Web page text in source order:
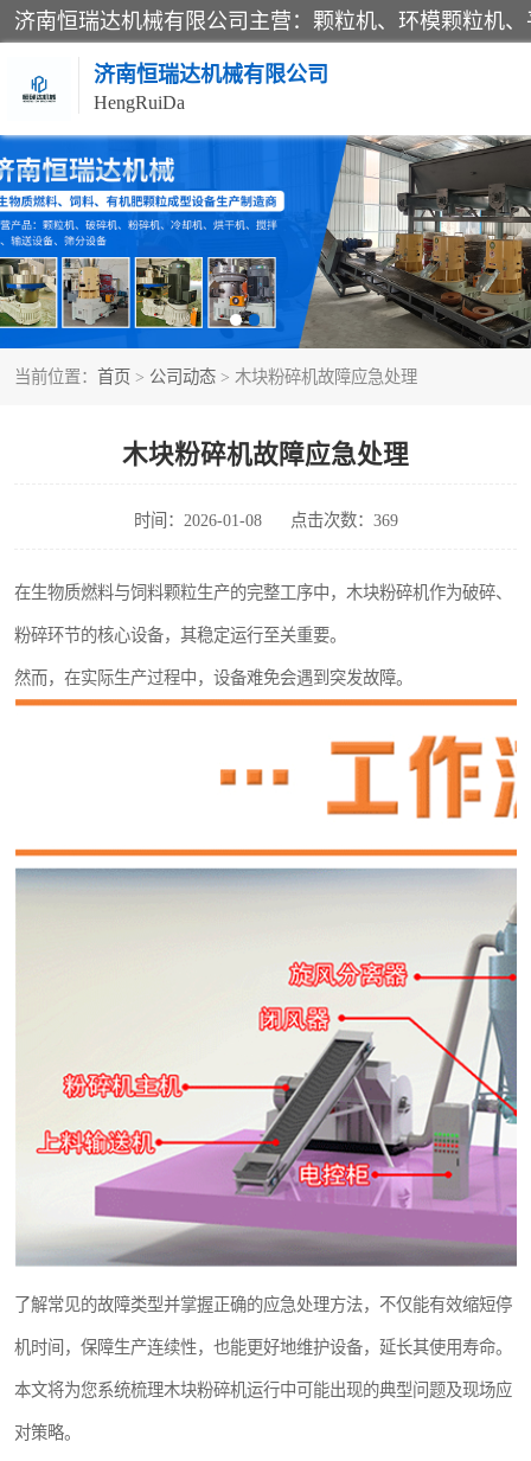
济南恒瑞达机械有限公司
HengRuiDa
当前位置： 首页 > 公司动态 > 木块粉碎机故障应急处理
木块粉碎机故障应急处理
时间：2026-01-08 点击次数：369
在生物质燃料与饲料颗粒生产的完整工序中，木块粉碎机作为破碎、
粉碎环节的核心设备，其稳定运行至关重要。
然而，在实际生产过程中，设备难免会遇到突发故障。
了解常见的故障类型并掌握正确的应急处理方法，不仅能有效缩短停
机时间，保障生产连续性，也能更好地维护设备，延长其使用寿命。
本文将为您系统梳理木块粉碎机运行中可能出现的典型问题及现场应
对策略。
颗粒机
平模颗粒机
秸秆颗粒机
燃料颗粒机
滚筒筛